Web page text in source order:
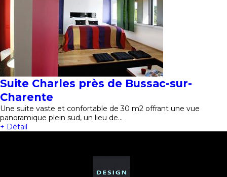
Suite Charles près de Bussac-sur-
Charente
Une suite vaste et confortable de 30 m2 offrant une vue
panoramique plein sud, un lieu de…
+ Détail